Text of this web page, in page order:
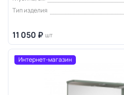
Тип изделия
11 050 ₽ шт
Интернет-магазин